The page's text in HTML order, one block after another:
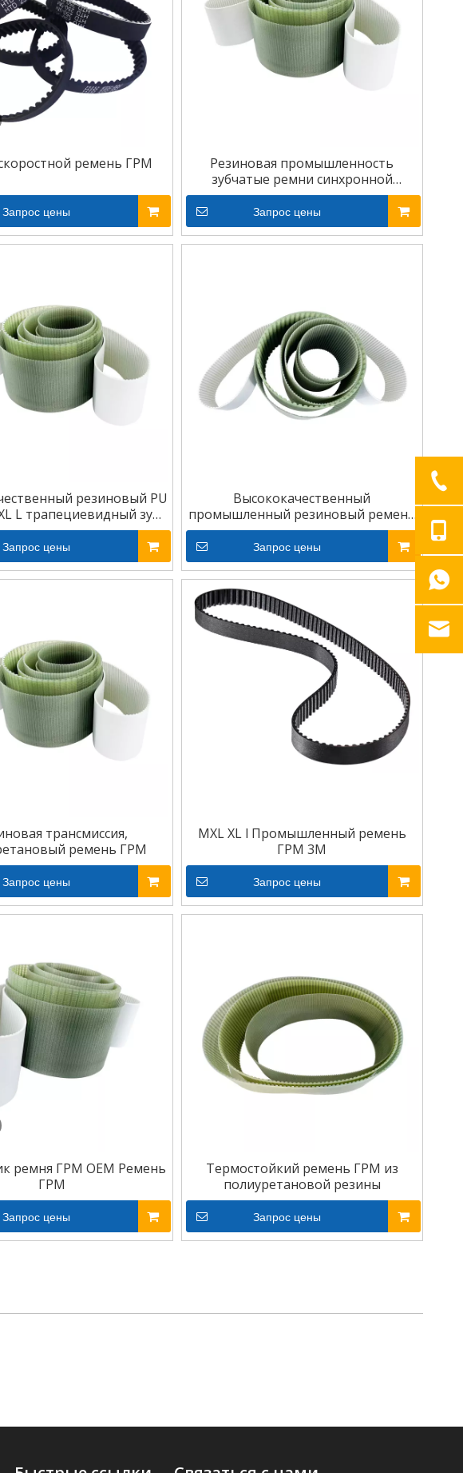
ремень ГРМ
Запрос цены
Резиновая промышленность
зубчатые ремни синхронной
передачи мощности
Запрос цены
резиновый PU
L трапециевидный зуб
ремень ГРМ
Запрос цены
Высококачественный
промышленный резиновый ремень
ГРМ из полиуретана
Запрос цены
трансмиссия,
ремень ГРМ
Запрос цены
MXL XL l Промышленный ремень
ГРМ 3M
Запрос цены
ремня ГРМ OEM Ремень
ГРМ
Запрос цены
Термостойкий ремень ГРМ из
полиуретановой резины
Запрос цены